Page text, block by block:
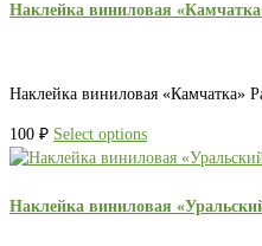
Наклейка виниловая
Наклейка виниловая «Камчатка»
100 ₽ Select options
Наклейка виниловая